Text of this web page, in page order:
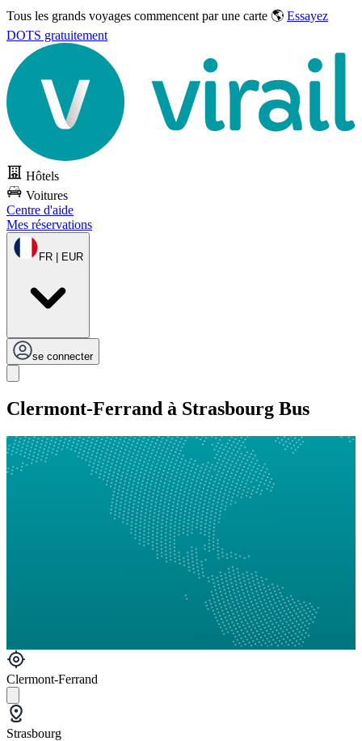
Tous les grands voyages commencent par une carte 🌎 Essayez
DOTS gratuitement
Hôtels
Voitures
Centre d'aide
Mes réservations
FR | EUR
se connecter
Clermont-Ferrand à Strasbourg Bus
Clermont-Ferrand
Strasbourg